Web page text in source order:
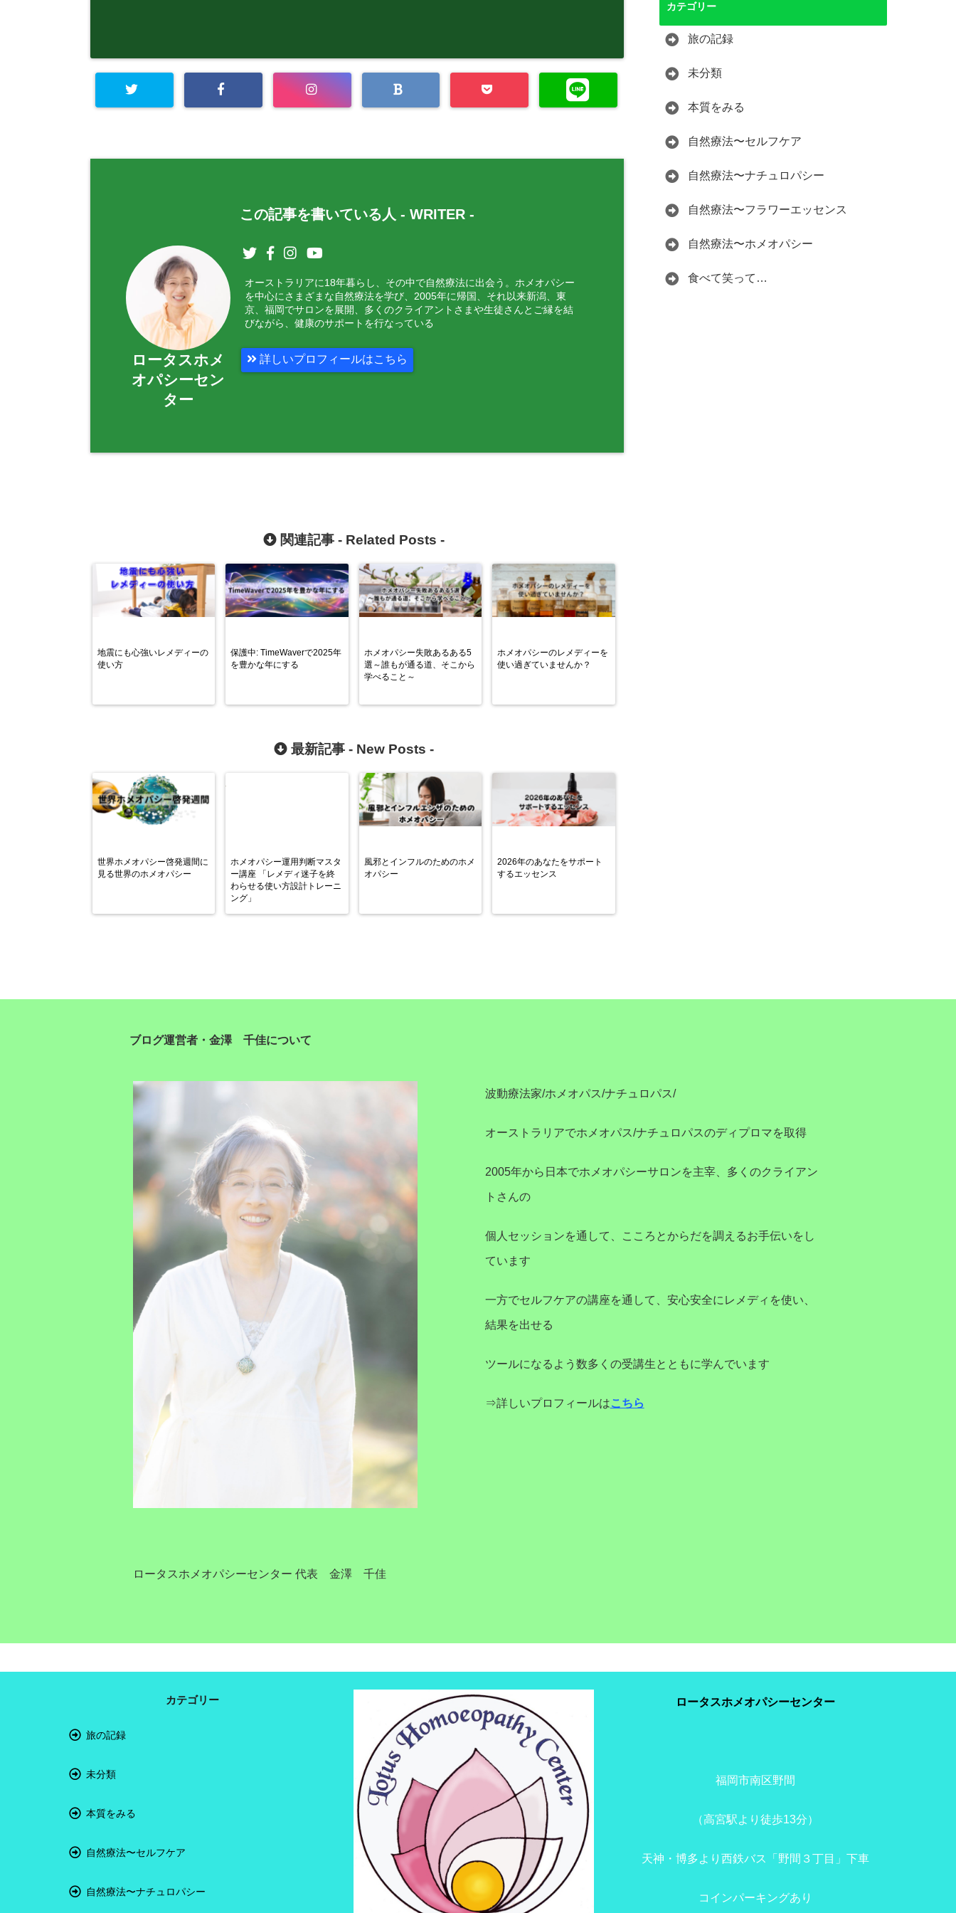
この記事を書いている人 - WRITER -
ロータスホメ
オパシーセン
ター
オーストラリアに18年暮らし、その中で自然療法に出会う。ホメオパシー
を中心にさまざまな自然療法を学び、2005年に帰国、それ以来新潟、東
京、福岡でサロンを展開、多くのクライアントさまや生徒さんとご縁を結
びながら、健康のサポートを行なっている
詳しいプロフィールはこちら
関連記事 - Related Posts -
地震にも心強いレメディーの
使い方
保護中: TimeWaverで2025年
を豊かな年にする
ホメオパシー失敗あるある5
選～誰もが通る道、そこから
学べること～
ホメオパシーのレメディーを
使い過ぎていませんか？
最新記事 - New Posts -
世界ホメオパシー啓発週間に
見る世界のホメオパシー
ホメオパシー運用判断マスタ
ー講座 「レメディ迷子を終
わらせる使い方設計トレーニ
ング」
風邪とインフルのためのホメ
オパシー
2026年のあなたをサポート
するエッセンス
カテゴリー
旅の記録
未分類
本質をみる
自然療法〜セルフケア
自然療法〜ナチュロパシー
自然療法〜フラワーエッセンス
自然療法〜ホメオパシー
食べて笑って…
ブログ運営者・金澤 千佳について
ロータスホメオパシーセンター 代表 金澤 千佳
波動療法家/ホメオパス/ナチュロパス/
オーストラリアでホメオパス/ナチュロパスのディプロマを取得
2005年から日本でホメオパシーサロンを主宰、多くのクライアン
トさんの
個人セッションを通して、こころとからだを調えるお手伝いをし
ています
一方でセルフケアの講座を通して、安心安全にレメディを使い、
結果を出せる
ツールになるよう数多くの受講生とともに学んでいます
⇒詳しいプロフィールはこちら
カテゴリー
旅の記録
未分類
本質をみる
自然療法〜セルフケア
自然療法〜ナチュロパシー
ロータスホメオパシーセンター
福岡市南区野間
（高宮駅より徒歩13分）
天神・博多より西鉄バス「野間３丁目」下車
コインパーキングあり